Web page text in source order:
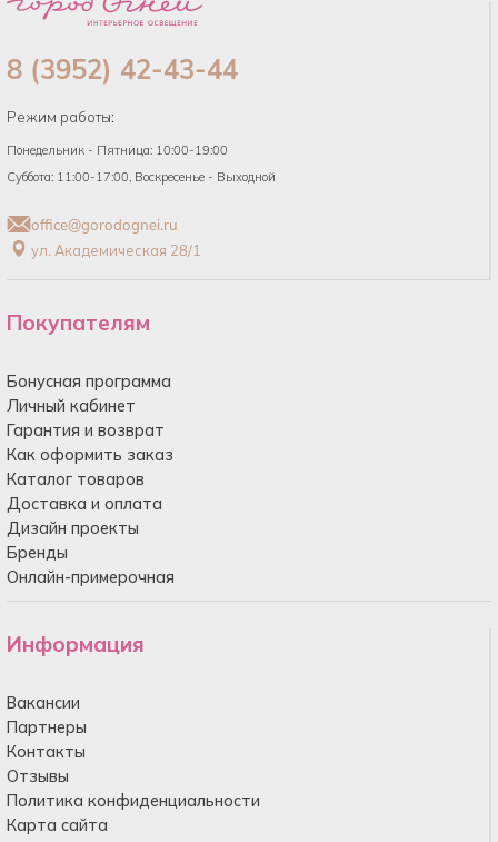
8 (3952) 42-43-44
Режим работы:
Понедельник - Пятница: 10:00-19:00
Суббота: 11:00-17:00, Воскресенье - Выходной
office@gorodognei.ru
ул. Академическая 28/1
Покупателям
Бонусная программа
Личный кабинет
Гарантия и возврат
Как оформить заказ
Каталог товаров
Доставка и оплата
Дизайн проекты
Бренды
Онлайн-примерочная
Информация
Вакансии
Партнеры
Контакты
Отзывы
Политика конфиденциальности
Карта сайта